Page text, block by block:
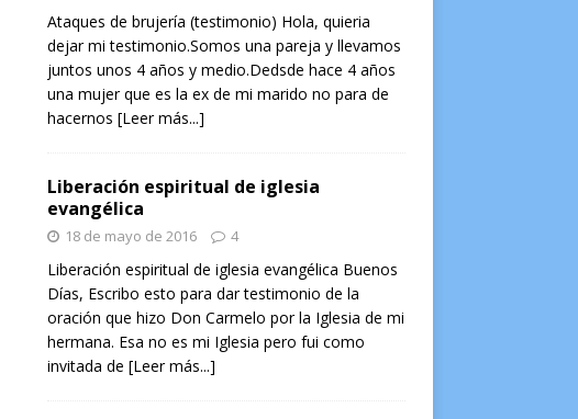
Ataques de brujería (testimonio) Hola, quieria
dejar mi testimonio.Somos una pareja y llevamos
juntos unos 4 años y medio.Dedsde hace 4 años
una mujer que es la ex de mi marido no para de
hacernos [Leer más...]
Liberación espiritual de iglesia
evangélica
18 de mayo de 2016 4
Liberación espiritual de iglesia evangélica Buenos
Días, Escribo esto para dar testimonio de la
oración que hizo Don Carmelo por la Iglesia de mi
hermana. Esa no es mi Iglesia pero fui como
invitada de [Leer más...]